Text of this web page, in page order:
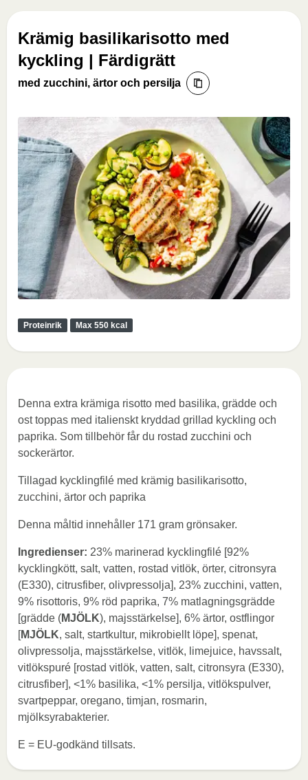
Krämig basilikarisotto med
kyckling | Färdigrätt
med zucchini, ärtor och persilja
Proteinrik Max 550 kcal
Denna extra krämiga risotto med basilika, grädde och
ost toppas med italienskt kryddad grillad kyckling och
paprika. Som tillbehör får du rostad zucchini och
sockerärtor.
Tillagad kycklingfilé med krämig basilikarisotto,
zucchini, ärtor och paprika
Denna måltid innehåller 171 gram grönsaker.
Ingredienser: 23% marinerad kycklingfilé [92%
kycklingkött, salt, vatten, rostad vitlök, örter, citronsyra
(E330), citrusfiber, olivpressolja], 23% zucchini, vatten,
9% risottoris, 9% röd paprika, 7% matlagningsgrädde
[grädde (MJÖLK), majsstärkelse], 6% ärtor, ostflingor
[MJÖLK, salt, startkultur, mikrobiellt löpe], spenat,
olivpressolja, majsstärkelse, vitlök, limejuice, havssalt,
vitlökspuré [rostad vitlök, vatten, salt, citronsyra (E330),
citrusfiber], <1% basilika, <1% persilja, vitlökspulver,
svartpeppar, oregano, timjan, rosmarin,
mjölksyrabakterier.
E = EU-godkänd tillsats.